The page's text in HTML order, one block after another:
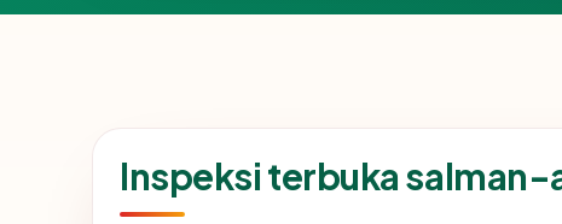
Inspeksi terbuka